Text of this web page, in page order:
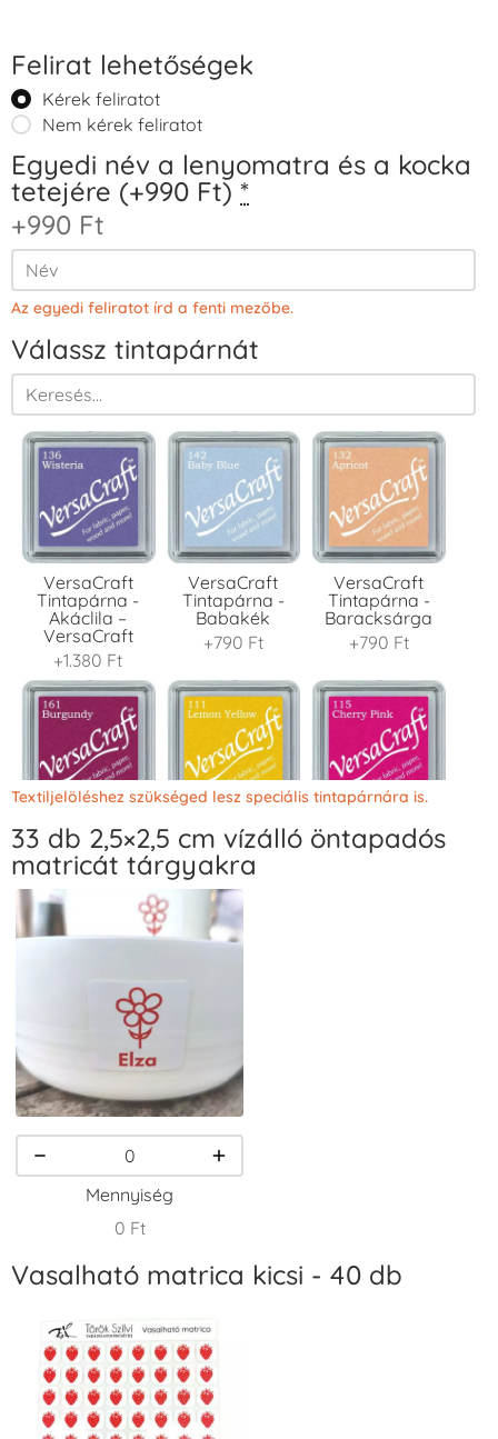
Felirat lehetőségek
Kérek feliratot
Nem kérek feliratot
Egyedi név a lenyomatra és a kocka
tetejére (+990 Ft) *
+990 Ft
Az egyedi feliratot írd a fenti mezőbe.
Válassz tintapárnát
VersaCraft
Tintapárna -
Akáclila –
VersaCraft
+1.380 Ft
VersaCraft
Tintapárna -
Babakék
+790 Ft
VersaCraft
Tintapárna -
Baracksárga
+790 Ft
VersaCraft
Tintapárna -
Bordó
+1.380 Ft
VersaCraft
Tintapárna -
Citromsárga
+1.380 Ft
VersaCraft
Tintapárna -
VersaCraft
Tintapárna -
Csokibarna
+1.380 Ft
VersaCraft
Tintapárna -
Erdőzöld
+790 Ft
Fekete
+1.380 Ft
Fenyőzöld
+1.380 Ft
Textiljelöléshez szükséged lesz speciális tintapárnára is.
33 db 2,5×2,5 cm vízálló öntapadós
matricát tárgyakra
Mennyiség
0 Ft
Vasalható matrica kicsi - 40 db